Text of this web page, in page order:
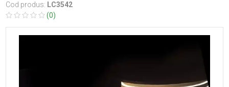
Cod produs: LC3542
(0)